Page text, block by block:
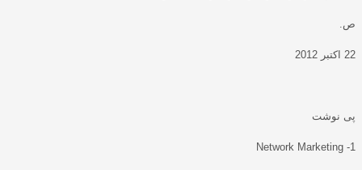
ص.
22 اکتبر 2012
پی نوشت
1- Network Marketing